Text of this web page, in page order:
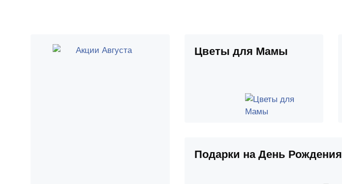
Цветы для Мамы
Подарки на День Рождения